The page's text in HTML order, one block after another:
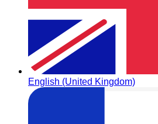
English (United Kingdom)